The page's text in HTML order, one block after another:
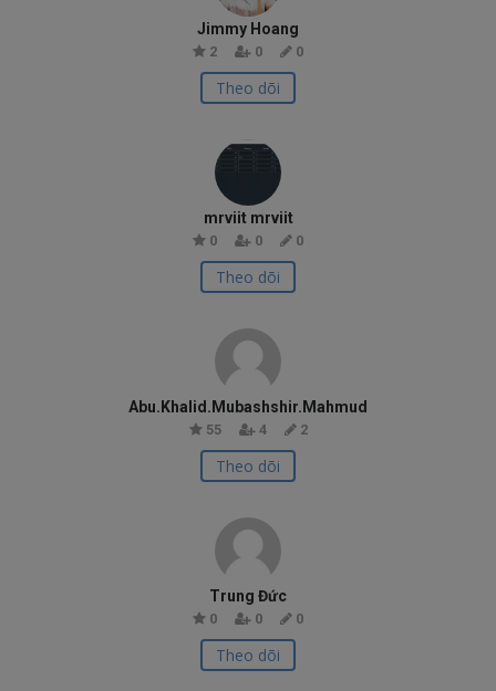
Jimmy Hoang
2 0 0
Theo dõi
mrviit mrviit
0 0 0
Theo dõi
Abu.Khalid.Mubashshir.Mahmud
55 4 2
Theo dõi
Trung Đức
0 0 0
Theo dõi